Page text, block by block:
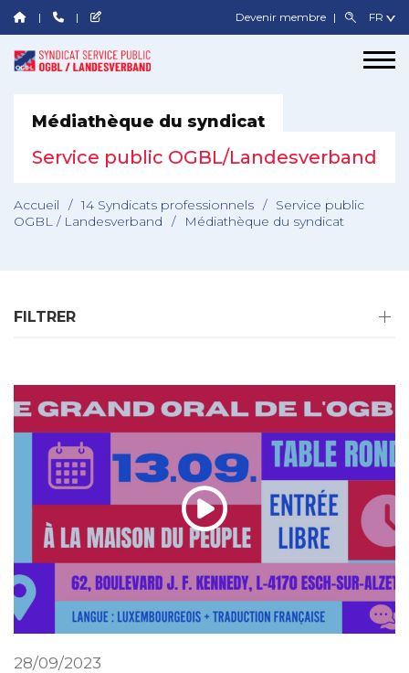
Devenir membre
Médiathèque du syndicat
Service public OGBL/Landesverband
Accueil / 14 Syndicats professionnels /
Service public
OGBL / Landesverband
/ Médiathèque du syndicat
FILTRER
28/09/2023